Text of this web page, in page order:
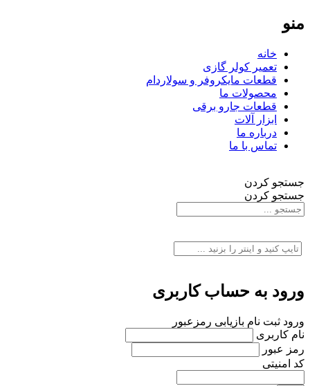
منو
خانه
تعمیر کولر گازی
قطعات مایکروفر و سولاردام
محصولات ما
قطعات جارو برقی
ابزار آلات
درباره ما
تماس با ما
جستجو کردن
جستجو کردن
ورود به حساب کاربری
ورود ثبت نام بازیابی رمزعبور
نام کاربری
رمز عبور
کد امنیتی